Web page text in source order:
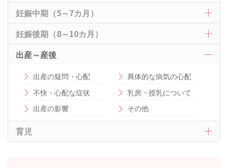
妊娠中期（5～7カ月）
妊娠後期（8～10カ月）
出産～産後
出産の疑問・心配
具体的な病気の心配
不快・心配な症状
乳房・授乳について
出産の影響
その他
育児